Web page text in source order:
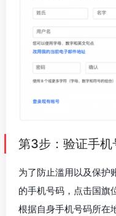
第3步：验证手机
为了防止滥用以及保护
的手机号码，点击国旗
根据自身手机号码所在